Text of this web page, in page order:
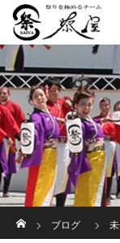
ブログ